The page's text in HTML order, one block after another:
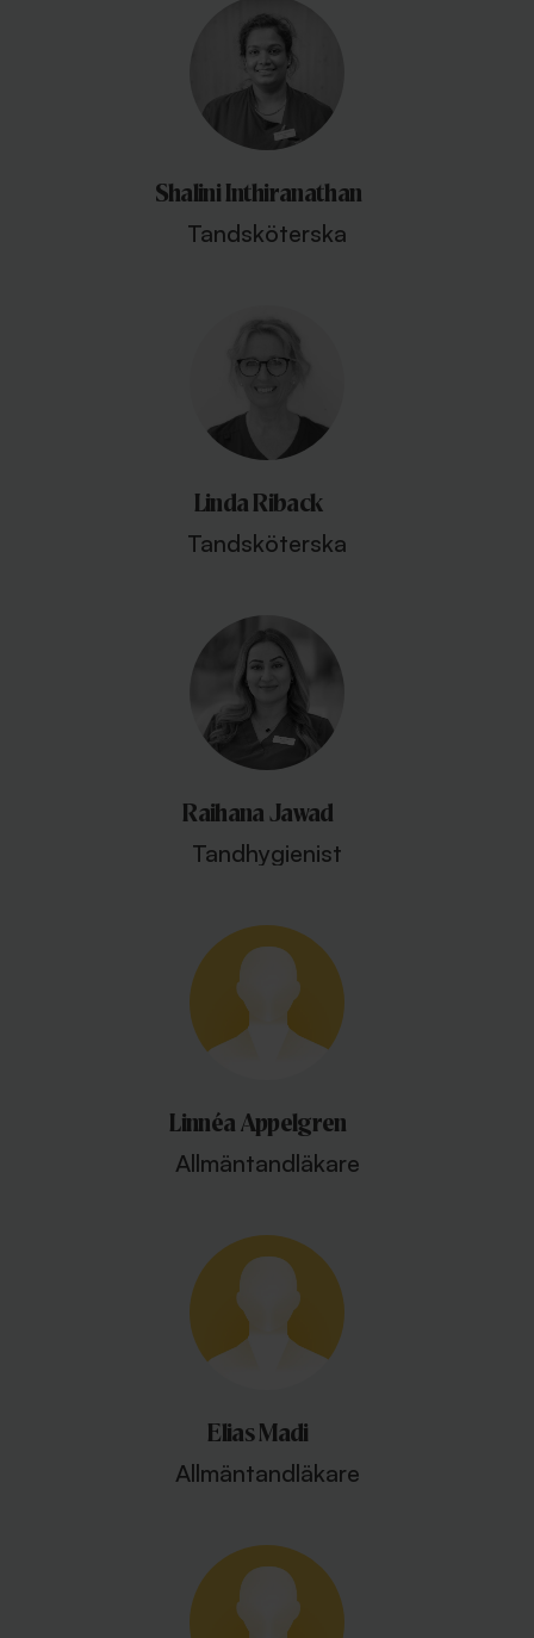
Shalini Inthiranathan
Tandsköterska
Linda Riback
Tandsköterska
Raihana Jawad
Tandhygienist
Linnéa Appelgren
Allmäntandläkare
Elias Madi
Allmäntandläkare